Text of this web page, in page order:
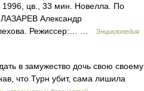
цв., 33 мин. Новелла. По
ЛАЗАРЕВ Александр
Режиссер:… …
Энциклопедия
в замужество дочь свою своему
что Турн убит, сама лишила